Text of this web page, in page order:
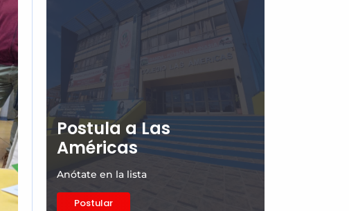
Postula a Las
Américas
Anótate en la lista
Postular